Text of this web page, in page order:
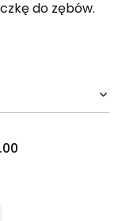
do zębów.